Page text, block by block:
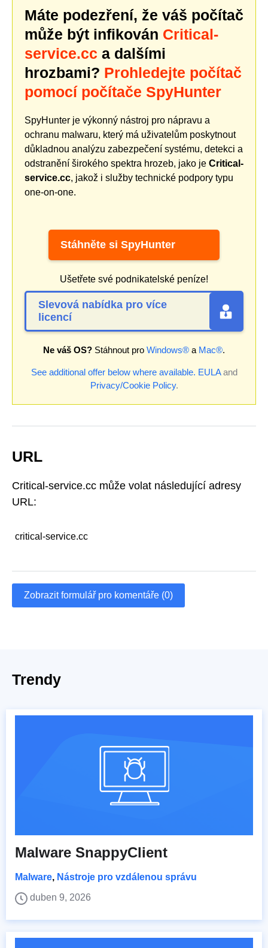
Máte podezření, že váš počítač
může být infikován Critical-
service.cc a dalšími
hrozbami? Prohledejte počítač
pomocí počítače SpyHunter
SpyHunter je výkonný nástroj pro nápravu a
ochranu malwaru, který má uživatelům poskytnout
důkladnou analýzu zabezpečení systému, detekci a
odstranění širokého spektra hrozeb, jako je Critical-
service.cc, jakož i služby technické podpory typu
one-on-one.
Stáhněte si SpyHunter
Ušetřete své podnikatelské peníze!
Slevová nabídka pro více
licencí
Ne váš OS? Stáhnout pro Windows® a Mac®.
See additional offer below where available. EULAand
Privacy/Cookie Policy.
URL
Critical-service.cc může volat následující adresy
URL:
critical-service.cc
Zobrazit formulář pro komentáře (0)
Trendy
Malware SnappyClient
Malware, Nástroje pro vzdálenou správu
duben 9, 2026